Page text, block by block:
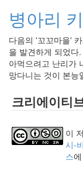
병아리
다음의 '꼬꼬마을'
을 발견하게 되었다
아먹으려고 난리가
망다니는 것이 본능
크리에이티
이
시-
스